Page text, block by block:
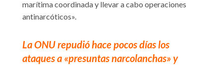
marítima coordinada y llevar a cabo operaciones
antinarcóticos».
La ONU repudió hace pocos días los
ataques a «presuntas narcolanchas» y